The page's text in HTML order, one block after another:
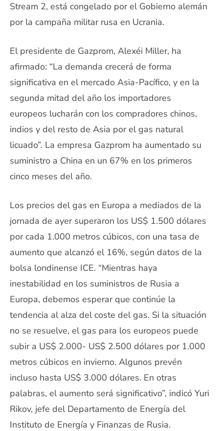
Stream 2, está congelado por el Gobierno alemán
por la campaña militar rusa en Ucrania.
El presidente de Gazprom, Alexéi Miller, ha
afirmado: “La demanda crecerá de forma
significativa en el mercado Asia-Pacífico, y en la
segunda mitad del año los importadores
europeos lucharán con los compradores chinos,
indios y del resto de Asia por el gas natural
licuado”. La empresa Gazprom ha aumentado su
suministro a China en un 67% en los primeros
cinco meses del año.
Los precios del gas en Europa a mediados de la
jornada de ayer superaron los US$ 1.500 dólares
por cada 1.000 metros cúbicos, con una tasa de
aumento que alcanzó el 16%, según datos de la
bolsa londinense ICE. “Mientras haya
inestabilidad en los suministros de Rusia a
Europa, debemos esperar que continúe la
tendencia al alza del coste del gas. Si la situación
no se resuelve, el gas para los europeos puede
subir a US$ 2.000- US$ 2.500 dólares por 1.000
metros cúbicos en invierno. Algunos prevén
incluso hasta US$ 3.000 dólares. En otras
palabras, el aumento será significativo”, indicó Yuri
Rikov, jefe del Departamento de Energía del
Instituto de Energía y Finanzas de Rusia.